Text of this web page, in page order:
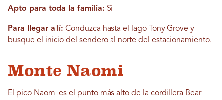
Apto para toda la familia: Sí
Para llegar allí: Conduzca hasta el lago Tony Grove y
busque el inicio del sendero al norte del estacionamiento.
Monte Naomi
El pico Naomi es el punto más alto de la cordillera Bear